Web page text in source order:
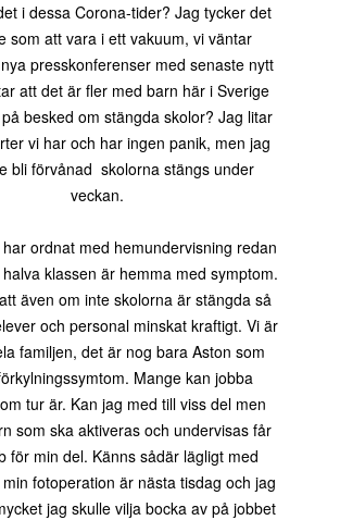
i dessa Corona-tider? Jag tycker det
som att vara i ett vakuum, vi väntar
presskonferenser med senaste nytt
att det är fler med barn här i Sverige
besked om stängda skolor? Jag litar
vi har och har ingen panik, men jag
bli förvånad skolorna stängs under
veckan.
ordnat med hemundervisning redan
klassen är hemma med symptom.
även om inte skolorna är stängda så
och personal minskat kraftigt. Vi är
familjen, det är nog bara Aston som
Mange kan jobba
tur är. Kan jag med till viss del men
som ska aktiveras och undervisas får
för min del. Känns sådär lägligt med
fotoperation är nästa tisdag och jag
jag skulle vilja bocka av på jobbet